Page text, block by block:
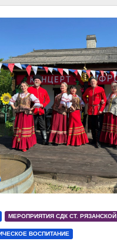
МЕРОПРИЯТИЯ СДК СТ. РЯЗАНСКОЙ
ВОСПИТАНИЕ